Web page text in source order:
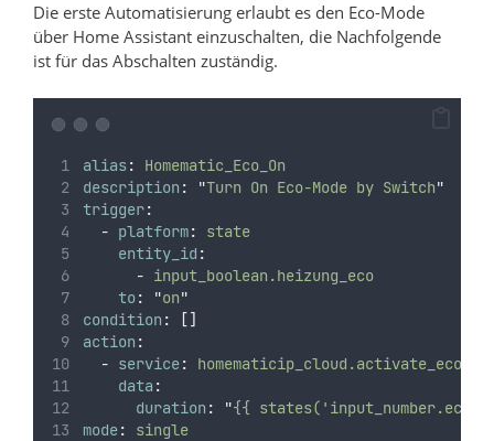
Die erste Automatisierung erlaubt es den Eco-Mode
über Home Assistant einzuschalten, die Nachfolgende
ist für das Abschalten zuständig.
alias:
Homematic_Eco_On
description : "Turn On Eco-Mode by Switch"
trigger:
- platform:
state
entity_id :
- input_boolean.heizung_eco
to: "on"
condition :
[]
action :
- service:
data :
duration : "{{
mode: single